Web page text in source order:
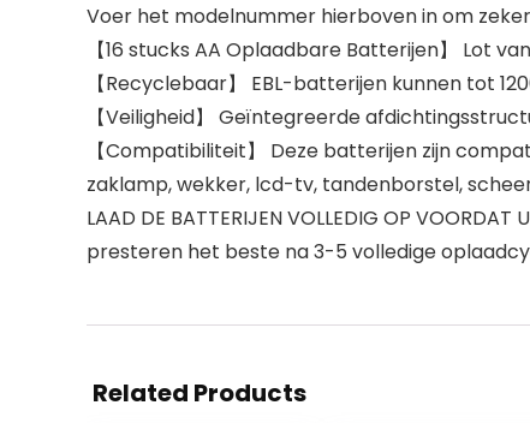
Voer het modelnummer hierboven in om
【16 stucks AA Oplaadbare Batterijen】 Lot
【Recyclebaar】 EBL-batterijen kunnen tot
【Veiligheid】 Geïntegreerde
【Compatibiliteit】 Deze batterijen zijn
zaklamp, wekker, lcd-tv, tandenborstel,
LAAD DE BATTERIJEN VOLLEDIG OP
presteren het beste na 3-5 volledige
Related Products